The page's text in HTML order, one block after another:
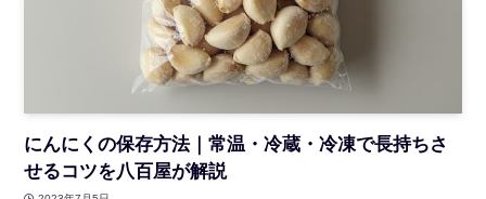
にんにくの保存方法｜常温・冷蔵・冷凍で長持ちさ
せるコツを八百屋が解説